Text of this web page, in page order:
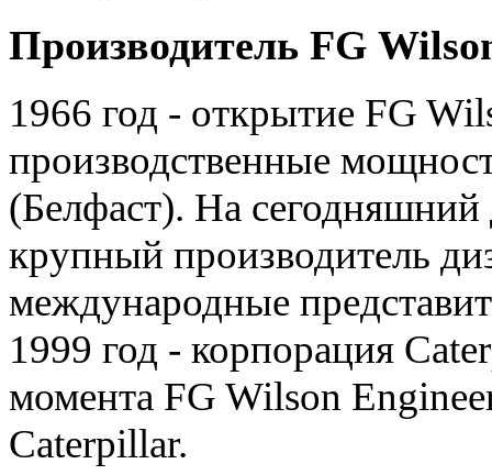
Производитель FG
1966 год - открытие FG
производственные
(Белфаст). На
крупный производитель
международные
1999 год - корпорация
момента FG Wilson
Сaterpillar.